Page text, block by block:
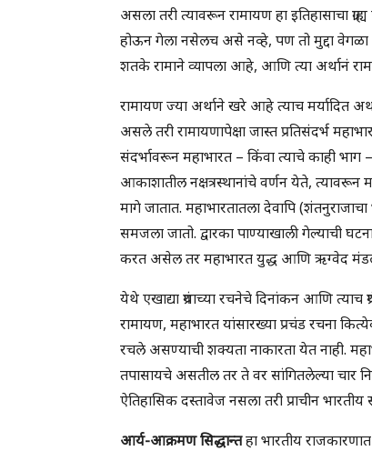
असला तरी त्यावरून रामायण हा इतिहासाचा
होऊन गेला नसेलच असे नव्हे, पण तो मुद्दा
शतके रामाने व्यापला आहे, आणि त्या अर्थानं
रामायण ज्या अर्थाने खरे आहे त्याच मर्यादित
असले तरी रामायणापेक्षा जास्त प्रतिसंदर्भ
संदर्भावरून महाभारत – किंवा त्याचे काही भाग
आकाशातील नक्षत्रस्थानांचे वर्णन येते,
मागे जातात. महाभारतातला देवापि
समजला जातो. द्वारका पाण्याखाली गेल्याची
करत असेल तर महाभारत युद्ध आणि ऋग्वेद
येथे एखाद्या ग्रंथाच्या रचनेचे दिनांकन आणि त्याच
रामायण, महाभारत यांसारख्या प्रचंड रचना
रचले असण्याची शक्यता नाकारता येत नाही.
तपासायचे असतील तर ते वर सांगितलेल्या चार
ऐतिहासिक दस्तावेज नसला तरी प्राचीन
आर्य-आक्रमण सिद्धान्तहा भारतीय